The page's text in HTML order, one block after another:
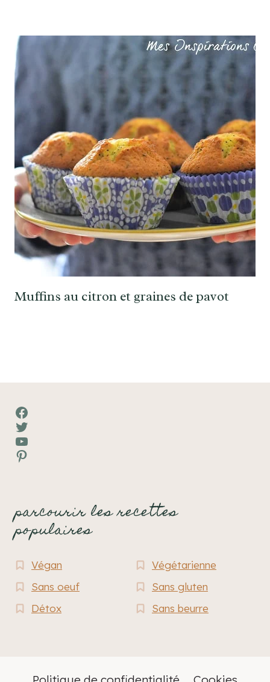
Muffins au citron et graines de pavot
Facebook
Twitter
YouTube
Pinterest
parcourir les recettes
populaires
Végan
Végétarienne
Sans oeuf
Sans gluten
Détox
Sans beurre